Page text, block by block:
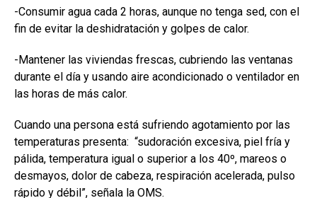
-Consumir agua cada 2 horas, aunque no tenga sed, con el
fin de evitar la deshidratación y golpes de calor.
-Mantener las viviendas frescas, cubriendo las ventanas
durante el día y usando aire acondicionado o ventilador en
las horas de más calor.
Cuando una persona está sufriendo agotamiento por las
temperaturas presenta: “sudoración excesiva, piel fría y
pálida, temperatura igual o superior a los 40º, mareos o
desmayos, dolor de cabeza, respiración acelerada, pulso
rápido y débil”, señala la OMS.